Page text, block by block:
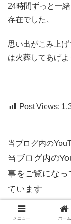
24時間ずっと一
存在でした。
思い出がこみ上
は火葬してあげよ
Post Views:
当ブログ内の
当ブログ内の
事をご覧になっ
ています
熊本おはよう野球大
メニュー ホーム